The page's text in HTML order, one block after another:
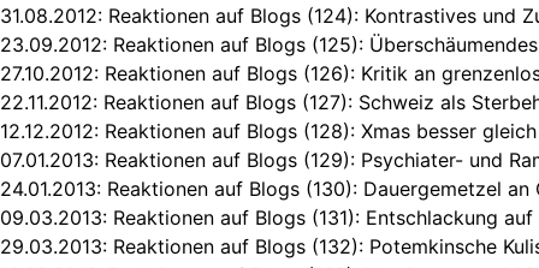
31.08.2012: Reaktionen auf Blogs (124): Kontrastives und
23.09.2012: Reaktionen auf Blogs (125):
27.10.2012: Reaktionen auf Blogs (126): Kritik an
22.11.2012: Reaktionen auf Blogs (127): Schweiz als
12.12.2012: Reaktionen auf Blogs (128): Xmas besser
07.01.2013: Reaktionen auf Blogs (129): Psychiater- und
24.01.2013: Reaktionen auf Blogs (130): Dauergemetzel an
09.03.2013: Reaktionen auf Blogs (131): Entschlackung
29.03.2013: Reaktionen auf Blogs (132): Potemkinsche